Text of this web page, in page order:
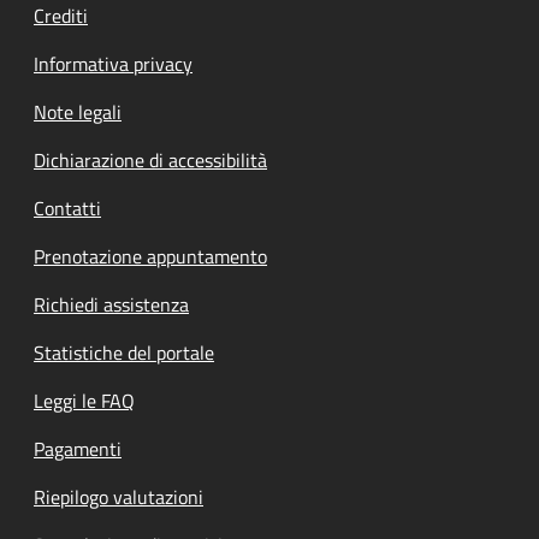
Crediti
Informativa privacy
Note legali
Dichiarazione di accessibilità
Contatti
Prenotazione appuntamento
Richiedi assistenza
Statistiche del portale
Leggi le FAQ
Pagamenti
Riepilogo valutazioni